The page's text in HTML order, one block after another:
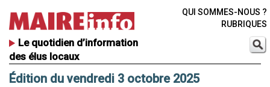
Le quotidien d’information
des élus locaux
QUI SOMMES-NOUS ?
RUBRIQUES
Édition du vendredi 3 octobre 2025